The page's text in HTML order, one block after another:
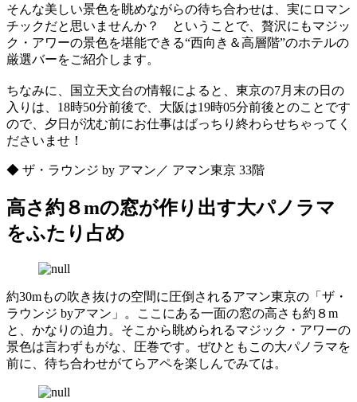
そんな美しい景色を眺めながらの待ち合わせは、実にロマン
チックだと思いませんか？ ということで、贅沢にもマジッ
ク・アワーの景色を堪能できる“西向き＆高層階”のホテルの
厳選バーをご紹介します。
ちなみに、国立天文台の情報によると、東京の7月末の日の
入りは、18時50分前後で、大阪は19時05分前後とのことです
ので、夕日が沈む前にお仕事はばっちり終わらせちゃってく
ださいませ！
◆ ザ・ラウンジ by アマン／ アマン東京 33階
高さ約８mの窓が作り出す大パノラマ
をふたり占め
約30mもの吹き抜けの空間に圧倒されるアマン東京の「ザ・
ラウンジ byアマン」。ここにある一面の窓の高さも約８m
と、かなりの迫力。そこから眺められるマジック・アワーの
景色は言わずもがな、圧巻です。ぜひともこの大パノラマを
前に、待ち合わせがてらアペを楽しんでみては。